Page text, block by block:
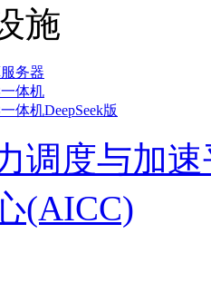
施
务器
体机
体机DeepSeek版
调度与加
(AICC)